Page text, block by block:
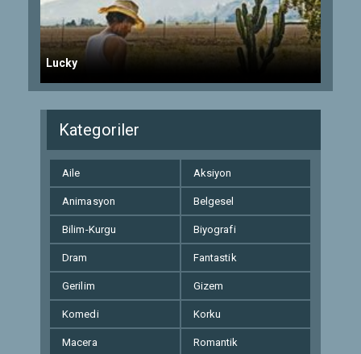
Lucky
Kategoriler
Aile Aksiyon
Animasyon Belgesel
Bilim-Kurgu Biyografi
Dram Fantastik
Gerilim Gizem
Komedi Korku
Macera Romantik